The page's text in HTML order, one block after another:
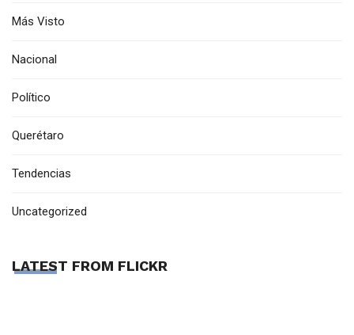
Más Visto
Nacional
Político
Querétaro
Tendencias
Uncategorized
LATEST FROM FLICKR